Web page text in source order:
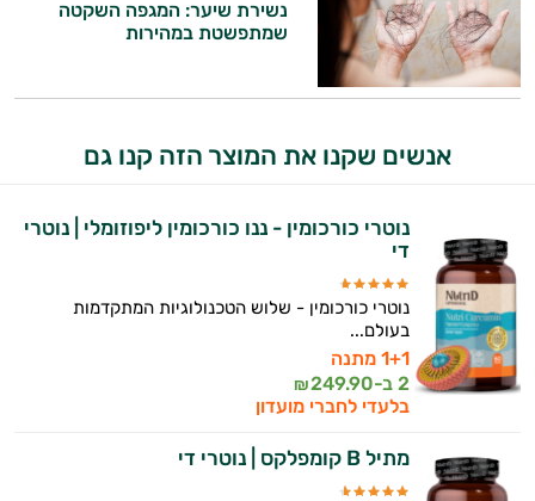
נשירת שיער: המגפה השקטה
שמתפשטת במהירות
אנשים שקנו את המוצר הזה קנו גם
נוטרי כורכומין - ננו כורכומין ליפוזומלי | נוטרי
די
נוטרי כורכומין - שלוש הטכנולוגיות המתקדמות
בעולם...
1+1 מתנה
2 ב-
249.90
₪
בלעדי לחברי מועדון
מתיל B קומפלקס | נוטרי די